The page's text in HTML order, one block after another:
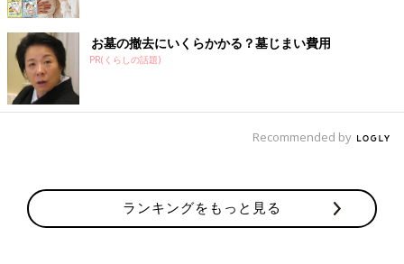
お墓の撤去にいくらかかる？墓じまい費用
PR(くらしの話題)
Recommended by
ランキングをもっと見る